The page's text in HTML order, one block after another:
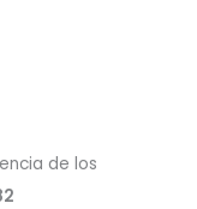
de los